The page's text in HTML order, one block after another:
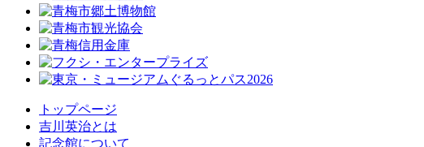
トップページ
吉川英治とは
記念館について